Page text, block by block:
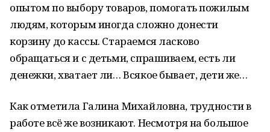
опытом по выбору товаров, помогать пожилым
людям, которым иногда сложно донести
корзину до кассы. Стараемся ласково
обращаться и с детьми, спрашиваем, есть ли
денежки, хватает ли… Всякое бывает, дети же…
Как отметила Галина Михайловна, трудности в
работе всё же возникают. Несмотря на большое